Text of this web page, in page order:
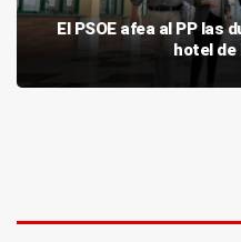
El PSOE afea al PP las
hotel de